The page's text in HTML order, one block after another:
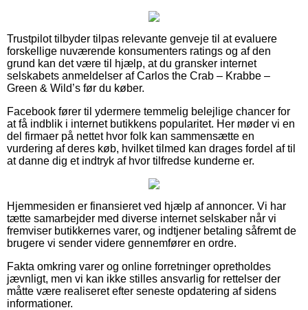
Trustpilot tilbyder tilpas relevante genveje til at evaluere
forskellige nuværende konsumenters ratings og af den
grund kan det være til hjælp, at du gransker internet
selskabets anmeldelser af Carlos the Crab – Krabbe –
Green & Wild’s før du køber.
Facebook fører til ydermere temmelig belejlige chancer for
at få indblik i internet butikkens popularitet. Her møder vi en
del firmaer på nettet hvor folk kan sammensætte en
vurdering af deres køb, hvilket tilmed kan drages fordel af til
at danne dig et indtryk af hvor tilfredse kunderne er.
Hjemmesiden er finansieret ved hjælp af annoncer. Vi har
tætte samarbejder med diverse internet selskaber når vi
fremviser butikkernes varer, og indtjener betaling såfremt de
brugere vi sender videre gennemfører en ordre.
Fakta omkring varer og online forretninger opretholdes
jævnligt, men vi kan ikke stilles ansvarlig for rettelser der
måtte være realiseret efter seneste opdatering af sidens
informationer.